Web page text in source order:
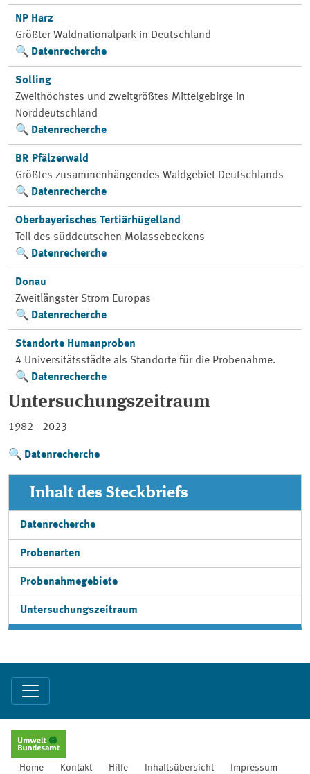
NP Harz
Größter Waldnationalpark in Deutschland
Datenrecherche
Solling
Zweithöchstes und zweitgrößtes Mittelgebirge in
Norddeutschland
Datenrecherche
BR Pfälzerwald
Größtes zusammenhängendes Waldgebiet Deutschlands
Datenrecherche
Oberbayerisches Tertiärhügelland
Teil des süddeutschen Molassebeckens
Datenrecherche
Donau
Zweitlängster Strom Europas
Datenrecherche
Standorte Humanproben
4 Universitätsstädte als Standorte für die Probenahme.
Datenrecherche
Untersuchungszeitraum
1982 - 2023
Datenrecherche
Inhalt des Steckbriefs
Datenrecherche
Probenarten
Probenahmegebiete
Untersuchungszeitraum
Home Kontakt Hilfe Inhaltsübersicht Impressum